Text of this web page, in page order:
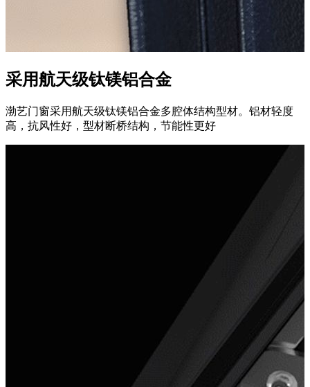
采用航天级钛镁铝合金
渤艺门窗采用航天级钛镁铝合金多腔体结构型材。铝材轻度
高，抗风性好，型材断桥结构，节能性更好